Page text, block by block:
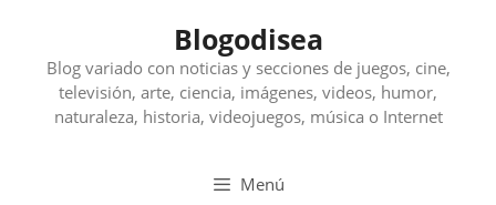
contenido
Blogodisea
Blog variado con noticias y secciones de juegos, cine,
televisión, arte, ciencia, imágenes, videos, humor,
naturaleza, historia, videojuegos, música o Internet
Menú